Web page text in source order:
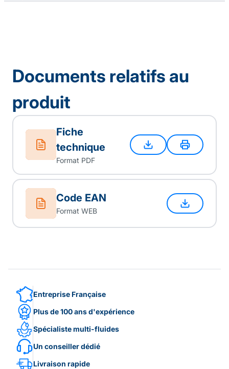
Documents relatifs au
produit
Fiche
technique
Format PDF
Code EAN
Format WEB
Entreprise Française
Plus de 100 ans d'expérience
Spécialiste multi-fluides
Un conseiller dédié
Livraison rapide